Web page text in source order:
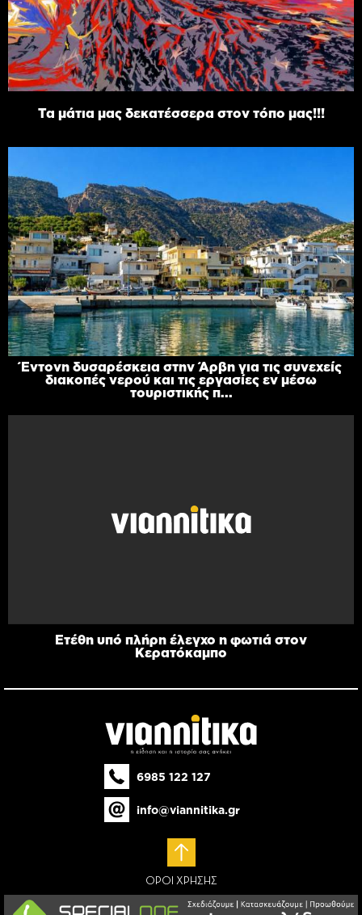
Τα μάτια μας δεκατέσσερα στον τόπο μας!!!
Έντονη δυσαρέσκεια στην Άρβη για τις συνεχείς
διακοπές νερού και τις εργασίες εν μέσω
τουριστικής π...
Ετέθη υπό πλήρη έλεγχο η φωτιά στον
Κερατόκαμπο
6985 122 127
info@viannitika.gr
ΟΡΟΙ ΧΡΗΣΗΣ